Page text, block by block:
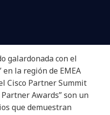
galardonada con el
la región de EMEA
Cisco Partner Summit
Partner Awards” son un
que demuestran